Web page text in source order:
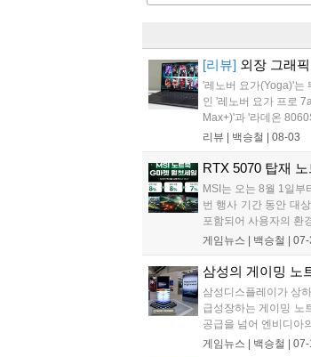
[리뷰] 외장 그래
'레노버 요가(Yoga)'는
인 '레노버 요가 프로
Max+)'과 '라데온
리뷰 | 백승철 08-03
RTX 5070 탑재
MSI는 오는 8월 1일부
번 행사 기간 동안 대
포함되어 사용자의 환
게임뉴스 | 백승철 07-
삼성의 게이밍 노
삼성디스플레이가 상
급성장하는 게이밍 노
공급을 넘어 엔비디아
게임뉴스 | 백승철